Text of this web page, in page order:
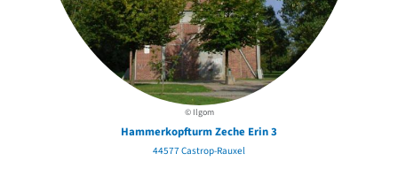
© Ilgom
Hammerkopfturm Zeche Erin 3
44577 Castrop-Rauxel